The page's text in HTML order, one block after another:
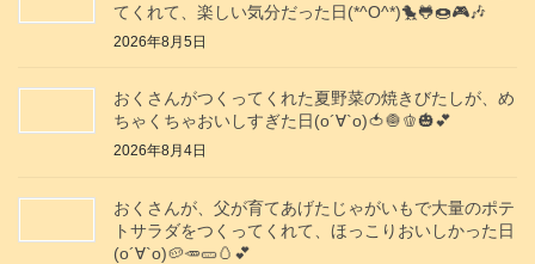
てくれて、楽しい気分だった日(*^O^*)🐤🐸🍩🎮️🎶
2026年8月5日
おくさんがつくってくれた夏野菜の焼きびたしが、め
ちゃくちゃおいしすぎた日(о´∀`о)🍅🧅🫑🎃💕
2026年8月4日
おくさんが、父が育てあげたじゃがいもで大量のポテ
トサラダをつくってくれて、ほっこりおいしかった日
(о´∀`о)🥔🥕🥒🥚💕